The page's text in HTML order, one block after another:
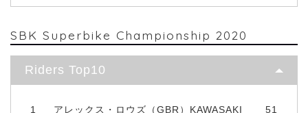
SBK Superbike Championship 2020
Riders Top10
1 アレックス・ロウズ（GBR）KAWASAKI 51